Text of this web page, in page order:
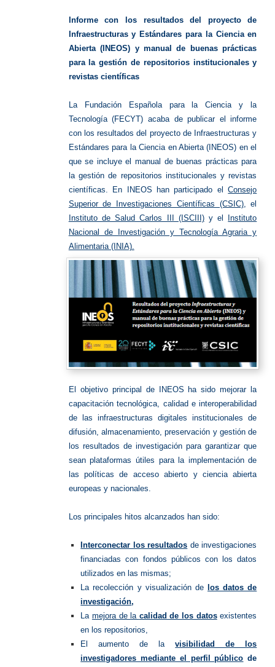
Informe con los resultados del proyecto de
Infraestructuras y Estándares para la Ciencia en
Abierta (INEOS) y manual de buenas prácticas
para la gestión de repositorios institucionales y
revistas científicas
La Fundación Española para la Ciencia y la
Tecnología (FECYT) acaba de publicar el informe
con los resultados del proyecto de Infraestructuras y
Estándares para la Ciencia en Abierta (INEOS) en el
que se incluye el manual de buenas prácticas para
la gestión de repositorios institucionales y revistas
científicas. En INEOS han participado elConsejo
Superior de Investigaciones Científicas (CSIC), el
Instituto de Salud Carlos III (ISCIII)y el
Instituto
Nacional de Investigación y Tecnología Agraria y
Alimentaria (INIA).
El objetivo principal de INEOS ha sido mejorar la
capacitación tecnológica, calidad e interoperabilidad
de las infraestructuras digitales institucionales de
difusión, almacenamiento, preservación y gestión de
los resultados de investigación para garantizar que
sean plataformas útiles para la implementación de
las políticas de acceso abierto y ciencia abierta
europeas y nacionales.
Los principales hitos alcanzados han sido:
Interconectar los resultados de investigaciones
financiadas con fondos públicos con los datos
utilizados en las mismas;
La recolección y visualización de
los datos de
investigación,
La mejora de la calidad de los datosexistentes
en los repositorios,
El aumento de lavisibilidad de los
investigadores mediante el perfil público de